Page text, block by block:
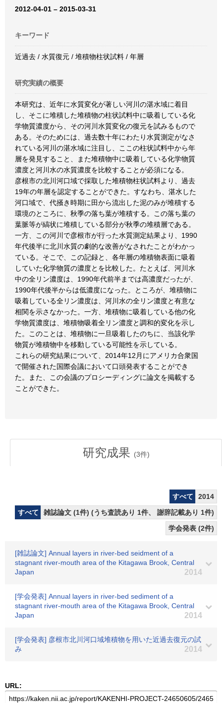
2012-04-01 – 2015-03-31
キーワード
近過去 / 水質復元 / 堆積物柱状試料 / 年層
研究実績の概要
本研究は、近年に水質変化が著しい河川の湛水域に着目
し、そこに堆積した堆積物の柱状試料中に吸着している化
学物質濃度から、その河川水質変化の復元を試みるもので
ある。そのためには、過去数十年にわたり水質測定がなさ
れている河川の湛水域に注目し、ここの柱状試料中から年
層を発見すること、また堆積物中に吸着している化学物質
濃度と河川水の水質濃度を比較することが必須になる。
彦根市の北川河口域で採取した堆積物柱状試料より、過去
19年の年層を認定することができた。すなわち、湛水した
河口域で、代掻き時期に田から流出した泥のみが堆積する
環境のところに、秋季の落ち葉が堆積する。この落ち葉の
葉脈等が縞状に堆積している部分が秋季の堆積層である。
一方、この河川で彦根市が行った水質測定結果より、1990
年代後半に北川水質の劇的な改善がなされたことがわかっ
ている。そこで、この記録と、各年層の堆積物表面に吸着
していた化学物質の濃度とを比較した。たとえば、河川水
中の全リン濃度は、1990年代前半までは高濃度だったが、
1990年代後半からは低濃度になった。ところが、堆積物に
吸着している全リン濃度は、河川水の全リン濃度と有意な
相関を示さなかった。一方、堆積物に吸着している他の化
学物質濃度は、堆積物吸着全リン濃度と調和的変化を示し
た。このことは、堆積物に一旦吸着したのちに、当該化学
物質が堆積物中を移動している可能性を示している。
これらの研究結果について、2014年12月にアメリカ合衆国
で開催された国際会議において口頭発表することができ
た。また、この会議のプロシーディングに論文を掲載する
ことができた。
研究成果 (3件)
すべて
2014
すべて
雑誌論文 (1件) (うち査読あり 1件、 謝辞記載あり 1件)
学会発表 (2件)
[雑誌論文] Annual layers in river-bed seidment of a
stagnant river-mouth area of the Kitagawa Brook, Central
Japan
2014
[学会発表] Annual layers in river-bed sediment of a
stagnant river-mouth area of the Kitagawa Brook, Central
Japan
2014
[学会発表] 彦根市北川河口域堆積物を用いた近過去復元の試
み
2014
URL: